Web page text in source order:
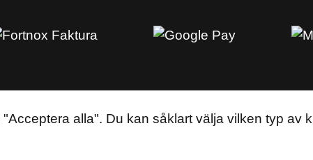
alla". Du kan såklart välja vilken typ av